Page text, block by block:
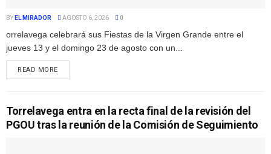
BY EL MIRADOR AGOSTO 6, 2026 0
orrelavega celebrará sus Fiestas de la Virgen Grande entre el
jueves 13 y el domingo 23 de agosto con un...
READ MORE
Torrelavega entra en la recta final de la revisión del
PGOU tras la reunión de la Comisión de Seguimiento